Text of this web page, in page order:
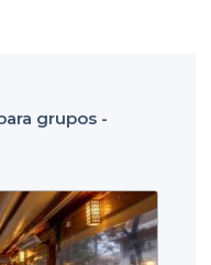
grupos -